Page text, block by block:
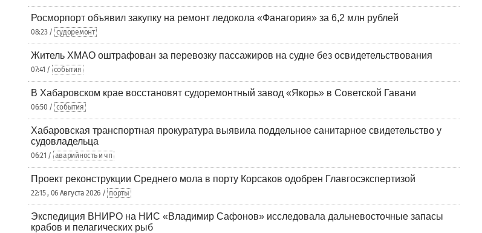
Росморпорт объявил закупку на ремонт ледокола «Фанагория» за 6,2 млн рублей
08:23 / судоремонт
Житель ХМАО оштрафован за перевозку пассажиров на судне без освидетельствования
07:41 / события
В Хабаровском крае восстановят судоремонтный завод «Якорь» в Советской Гавани
06:50 / события
Хабаровская транспортная прокуратура выявила поддельное санитарное свидетельство у
судовладельца
06:21 / аварийность и чп
Проект реконструкции Среднего мола в порту Корсаков одобрен Главгосэкспертизой
22:15 , 06 Августа 2026 / порты
Экспедиция ВНИРО на НИС «Владимир Сафонов» исследовала дальневосточные запасы
крабов и пелагических рыб